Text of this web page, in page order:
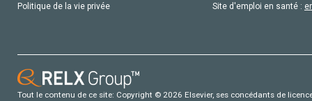
Politique de la vie privée
Site d'emploi en santé :
Tout le contenu de ce site: Copyright © 2026 Elsevier, ses concédants de